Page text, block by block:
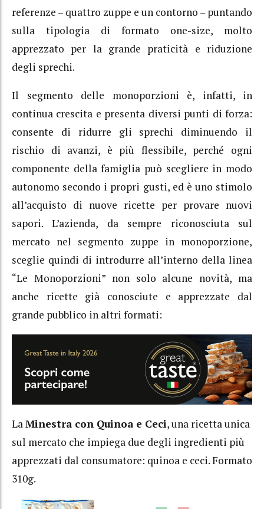
referenze – quattro zuppe e un contorno – puntando
sulla tipologia di formato one-size, molto
apprezzato per la grande praticità e riduzione
degli sprechi.
Il segmento delle monoporzioni è, infatti, in
continua crescita e presenta diversi punti di forza:
consente di ridurre gli sprechi diminuendo il
rischio di avanzi, è più flessibile, perché ogni
componente della famiglia può scegliere in modo
autonomo secondo i propri gusti, ed è uno stimolo
all’acquisto di nuove ricette per provare nuovi
sapori. L’azienda, da sempre riconosciuta sul
mercato nel segmento zuppe in monoporzione,
sceglie quindi di introdurre all’interno della linea
“Le Monoporzioni” non solo alcune novità, ma
anche ricette già conosciute e apprezzate dal
grande pubblico in altri formati:
LaMinestra con Quinoa e Ceci, una ricetta unica
sul mercato che impiega due degli ingredienti più
apprezzati dal consumatore: quinoa e ceci. Formato
310g.